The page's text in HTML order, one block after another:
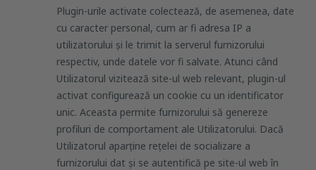
Plugin-urile activate colectează, de asemenea, date
cu caracter personal, cum ar fi adresa IP a
utilizatorului și le trimit la serverul furnizorului
respectiv, unde datele vor fi salvate. Atunci când
Utilizatorul vizitează site-ul web relevant, plugin-ul
activat configurează un cookie cu un identificator
unic. Aceasta permite furnizorului să genereze
profiluri de comportament ale Utilizatorului. Dacă
Utilizatorul aparține rețelei de socializare a
furnizorului dat și se autentifică pe site-ul web în